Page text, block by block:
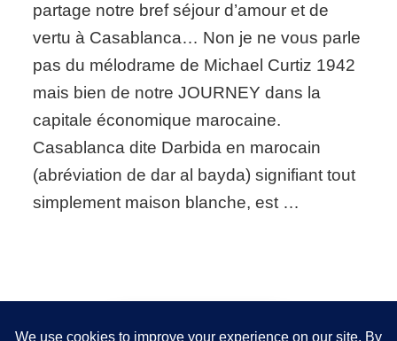
Casablanca
(Mosquée
Hassan
Morocco
Mall,
partage notre bref séjour d’amour et de
vertu à Casablanca… Non je ne vous parle
pas du mélodrame de Michael Curtiz 1942
mais bien de notre JOURNEY dans la
capitale économique marocaine.
Casablanca dite Darbida en marocain
(abréviation de dar al bayda) signifiant tout
simplement maison blanche, est …
Nous utilisons des cookies pour vous garantir la meilleure